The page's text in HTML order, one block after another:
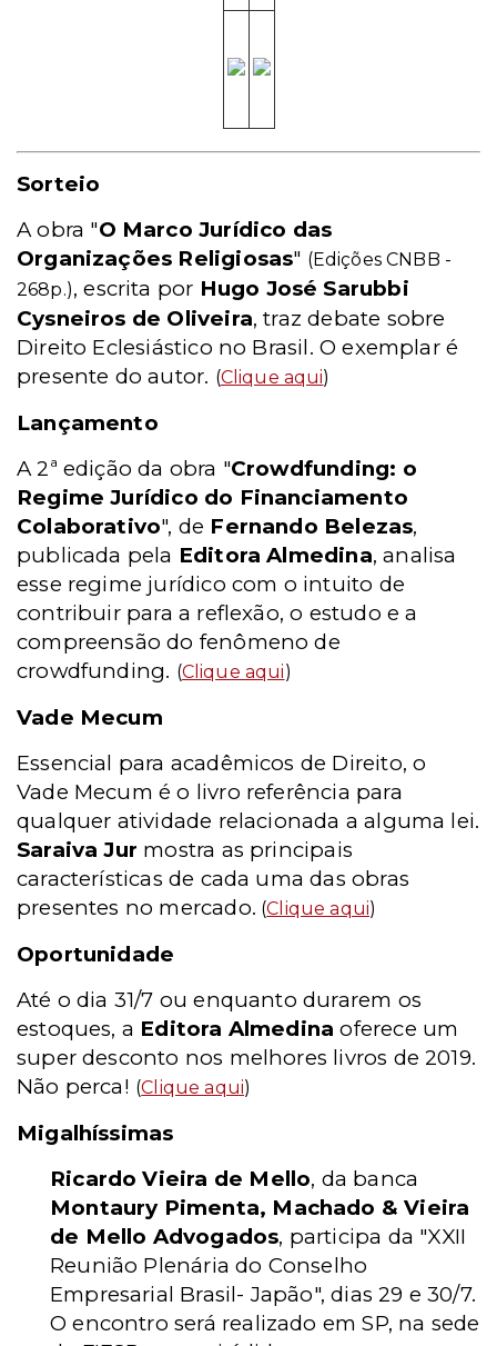
Sorteio
A obra "O Marco Jurídico das
Organizações Religiosas" (Edições CNBB -
268p.), escrita por Hugo José Sarubbi
Cysneiros de Oliveira, traz debate sobre
Direito Eclesiástico no Brasil. O exemplar é
presente do autor. (Clique aqui)
Lançamento
A 2ª edição da obra "Crowdfunding: o
Regime Jurídico do Financiamento
Colaborativo", de Fernando Belezas,
publicada pela Editora Almedina, analisa
esse regime jurídico com o intuito de
contribuir para a reflexão, o estudo e a
compreensão do fenômeno de
crowdfunding. (Clique aqui)
Vade Mecum
Essencial para acadêmicos de Direito, o
Vade Mecum é o livro referência para
qualquer atividade relacionada a alguma lei.
Saraiva Jur mostra as principais
características de cada uma das obras
presentes no mercado. (Clique aqui)
Oportunidade
Até o dia 31/7 ou enquanto durarem os
estoques, a Editora Almedinaoferece um
super desconto nos melhores livros de 2019.
Não perca! (Clique aqui)
Migalhíssimas
Ricardo Vieira de Mello, da banca
Montaury Pimenta, Machado & Vieira
de Mello Advogados, participa da "XXII
Reunião Plenária do Conselho
Empresarial Brasil- Japão", dias 29 e 30/7.
O encontro será realizado em SP, na sede